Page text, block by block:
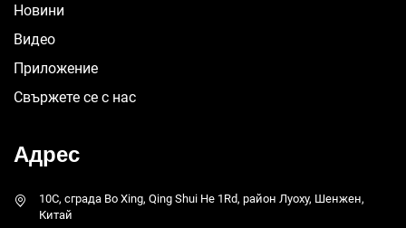
Новини
Видео
Приложение
Свържете се с нас
Адрес
10C, сграда Bo Xing, Qing Shui He 1Rd, район Луоху, Шенжен,
Китай